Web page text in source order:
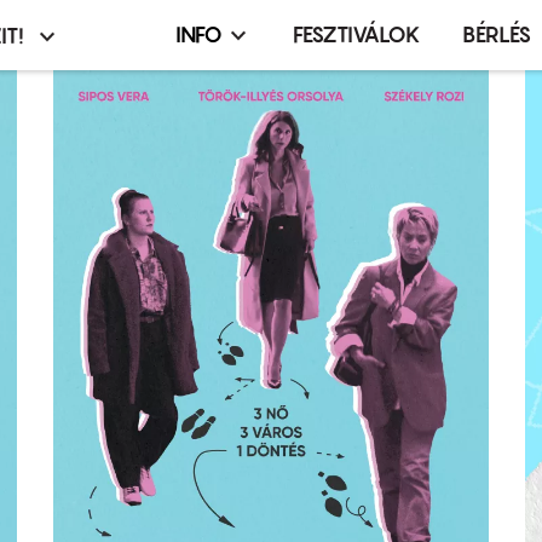
Infó,
esemény,
terembérlés
menü
INFO FESZTIVÁLOK BÉRLÉS